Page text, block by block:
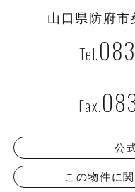
山口県防府市
公
この物件に